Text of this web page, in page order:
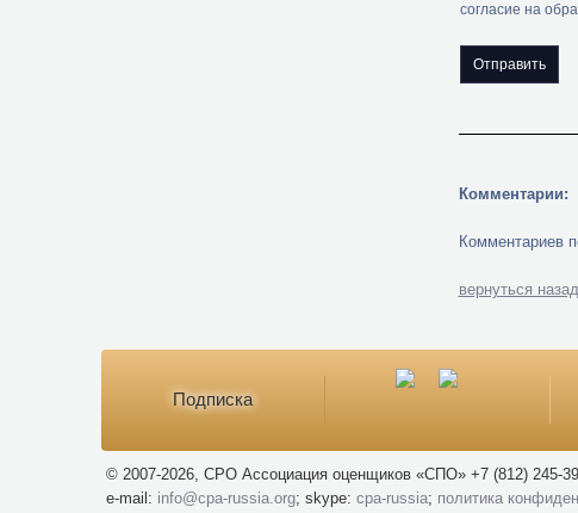
согласие на
Комментарии:
Комментариев
вернуться назад
Подписка
© 2007-2026, СРО Ассоциация оценщиков «СПО» +7 (812) 245-
e-mail: info@cpa-russia.org; skype: cpa-russia; политика